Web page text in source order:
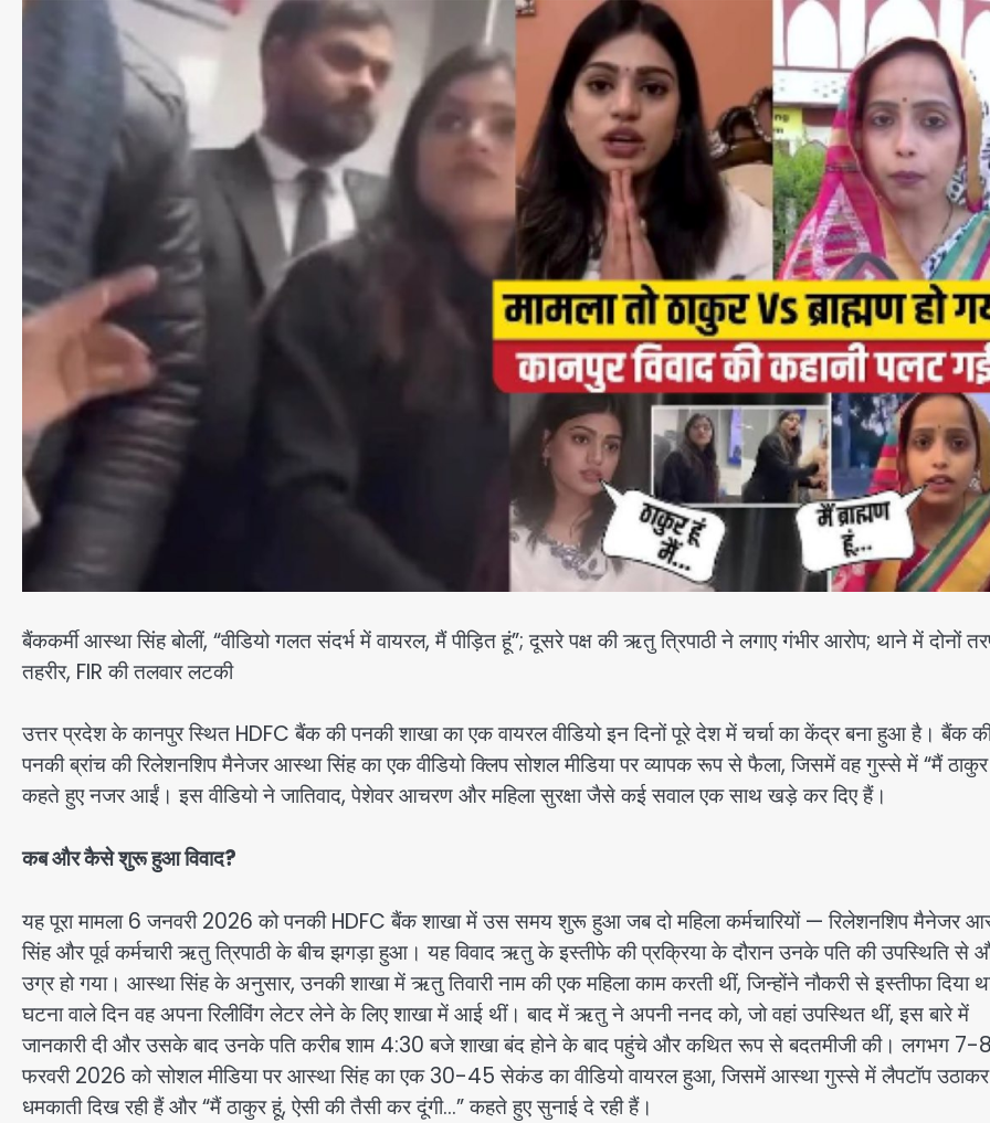
बैंककर्मी आस्था सिंह बोलीं, “वीडियो गलत संदर्भ में वायरल, मैं पीड़ित हूं”; दूसरे पक्ष की ऋतु त्रिपाठी ने लगाए गंभीर आरोप; थाने में दोनों
तहरीर, FIR की तलवार लटकी
उत्तर प्रदेश के कानपुर स्थित HDFC बैंक की पनकी शाखा का एक वायरल वीडियो इन दिनों पूरे देश में चर्चा का केंद्र बना हुआ है। बैंक
पनकी ब्रांच की रिलेशनशिप मैनेजर आस्था सिंह का एक वीडियो क्लिप सोशल मीडिया पर व्यापक रूप से फैला, जिसमें वह गुस्से में “मैं
कहते हुए नजर आईं। इस वीडियो ने जातिवाद, पेशेवर आचरण और महिला सुरक्षा जैसे कई सवाल एक साथ खड़े कर दिए हैं।
कब और कैसे शुरू हुआ विवाद?
यह पूरा मामला 6 जनवरी 2026 को पनकी HDFC बैंक शाखा में उस समय शुरू हुआ जब दो महिला कर्मचारियों — रिलेशनशिप मैनेजर
सिंह और पूर्व कर्मचारी ऋतु त्रिपाठी के बीच झगड़ा हुआ। यह विवाद ऋतु के इस्तीफे की प्रक्रिया के दौरान उनके पति की उपस्थिति से
उग्र हो गया। आस्था सिंह के अनुसार, उनकी शाखा में ऋतु तिवारी नाम की एक महिला काम करती थीं, जिन्होंने नौकरी से इस्तीफा दिया
घटना वाले दिन वह अपना रिलीविंग लेटर लेने के लिए शाखा में आई थीं। बाद में ऋतु ने अपनी ननद को, जो वहां उपस्थित थीं, इस बारे में
जानकारी दी और उसके बाद उनके पति करीब शाम 4:30 बजे शाखा बंद होने के बाद पहुंचे और कथित रूप से बदतमीजी की। लगभग 7-8
फरवरी 2026 को सोशल मीडिया पर आस्था सिंह का एक 30-45 सेकंड का वीडियो वायरल हुआ, जिसमें आस्था गुस्से में लैपटॉप उठाकर
धमकाती दिख रही हैं और “मैं ठाकुर हूं, ऐसी की तैसी कर दूंगी…” कहते हुए सुनाई दे रही हैं।